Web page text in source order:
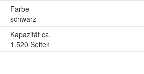
Farbe
schwarz
Kapazität ca.
1.520 Seiten